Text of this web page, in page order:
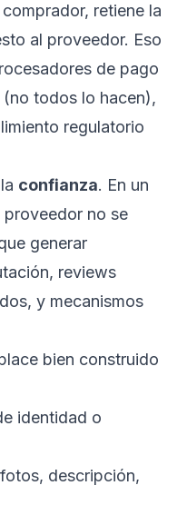
retiene la
al proveedor. Eso
de pago
todos lo hacen),
regulatorio
confianza. En un
no se
generar
reviews
y mecanismos
bien construido
identidad o
descripción,